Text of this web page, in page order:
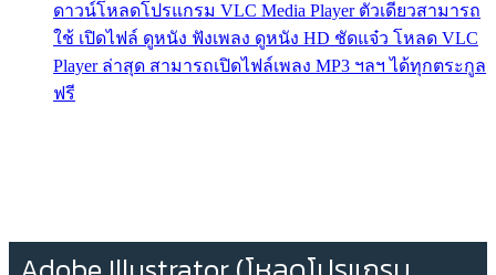
ดาวน์โหลดโปรแกรม VLC Media Player ตัวเดียวสามารถ
ใช้ เปิดไฟล์ ดูหนัง ฟังเพลง ดูหนัง HD ชัดแจ๋ว โหลด VLC
Player ล่าสุด สามารถเปิดไฟล์เพลง MP3 ฯลฯ ได้ทุกตระกูล
ฟรี